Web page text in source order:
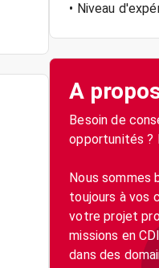
• Niveau
A
Besoin de
opportunités ?
Nous sommes
toujours à vos
votre projet
missions en
dans des